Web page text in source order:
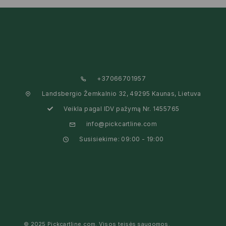
+37066701957
Landsbergio Žemkalnio 32, 49295 Kaunas, Lietuva
Veikla pagal IDV pažymą Nr. 1455765
info@pickcartline.com
Susisiekime: 09:00 - 19:00
© 2025 Pickcartline.com. Visos teisės saugomos.